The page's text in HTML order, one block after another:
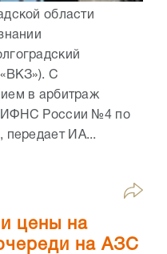
области
С
в арбитраж
ИФНС России №4 по
передает ИА...
цены на
на АЗС